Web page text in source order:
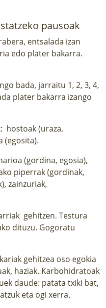
pausoak
entsalada izan
edo plater bakarra.
bada, jarraitu 1, 2, 3, 4,
plater bakarra izango
hostoak (uraza,
(egosita).
(gordina, egosia),
piperrak (gordinak,
zainzuriak,
gehitzen. Testura
dituzu. Gogoratu
gehitzea oso egokia
haziak. Karbohidratoak
daude: patata txiki bat,
eta ogi xerra.